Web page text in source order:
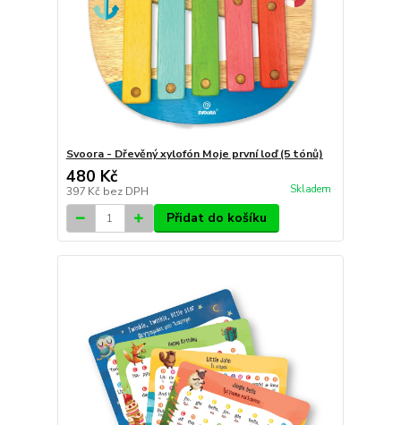
Svoora - Dřevěný xylofón Moje první loď (5 tónů)
480 Kč
397 Kč bez DPH Skladem
Přidat do košíku